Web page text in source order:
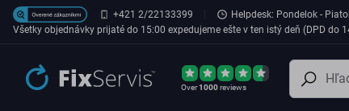
Preskočiť na hlavný obsah+421 2/22133399 Helpdesk: Pondelok -
Všetky objednávky prijaté do 15:00 expedujeme ešte v ten istý deň (DPD do
Over1000reviews